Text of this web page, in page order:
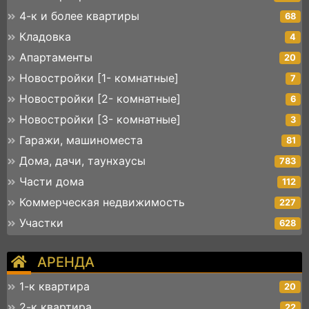
4-к и более квартиры 68
Кладовка 4
Апартаменты 20
Новостройки [1- комнатные] 7
Новостройки [2- комнатные] 6
Новостройки [3- комнатные] 3
Гаражи, машиноместа 81
Дома, дачи, таунхаусы 783
Части дома 112
Коммерческая недвижимость 227
Участки 628
АРЕНДА
1-к квартира 20